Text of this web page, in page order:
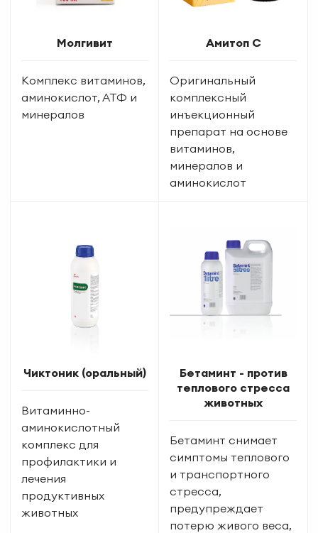
Молгивит
Комплекс витаминов,
аминокислот, АТФ и
минералов
Амитоп С
Оригинальный
комплексный
инъекционный
препарат на основе
витаминов,
минералов и
аминокислот
Чиктоник (оральный)
Витаминно-
аминокислотный
комплекс для
профилактики и
лечения
продуктивных
животных
Бетаминт - против
теплового стресса
животных
Бетаминт снимает
симптомы теплового
и транспортного
стресса,
предупреждает
потерю живого веса,